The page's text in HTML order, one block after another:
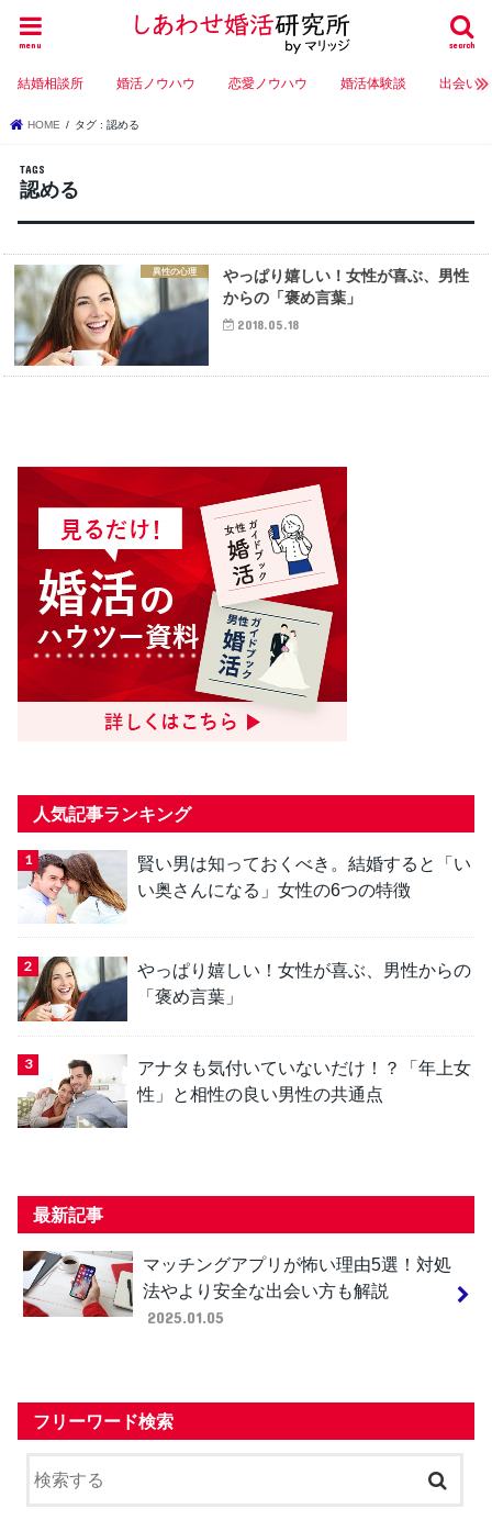
search
menu
結婚相談所 婚活ノウハウ 恋愛ノウハウ 婚活体験談 出会い
HOME タグ : 認める
認める
異性の心理
やっぱり嬉しい！女性が喜ぶ、男性
からの「褒め言葉」
2018.05.18
人気記事ランキング
賢い男は知っておくべき。結婚すると「い
い奥さんになる」女性の6つの特徴
やっぱり嬉しい！女性が喜ぶ、男性からの
「褒め言葉」
アナタも気付いていないだけ！？「年上女
性」と相性の良い男性の共通点
最新記事
マッチングアプリが怖い理由5選！対処
法やより安全な出会い方も解説
2025.01.05
フリーワード検索